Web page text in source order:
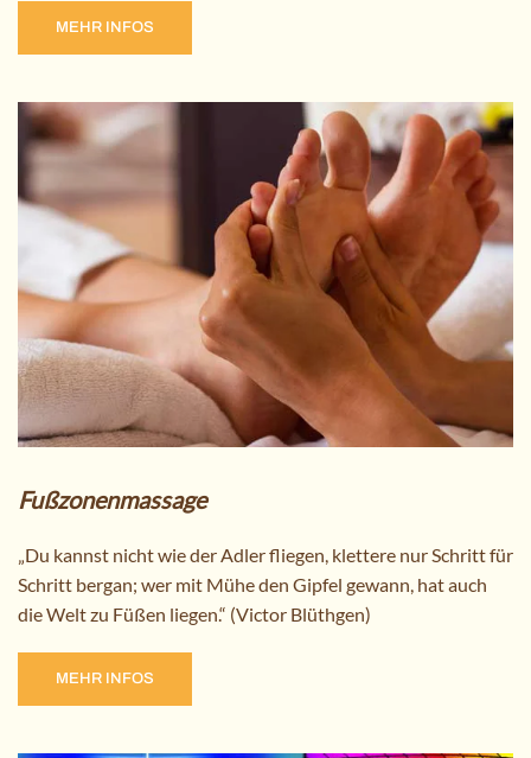
MEHR INFOS
Fußzonenmassage
„Du kannst nicht wie der Adler fliegen, klettere nur Schritt für
Schritt bergan; wer mit Mühe den Gipfel gewann, hat auch
die Welt zu Füßen liegen.“ (Victor Blüthgen)
MEHR INFOS